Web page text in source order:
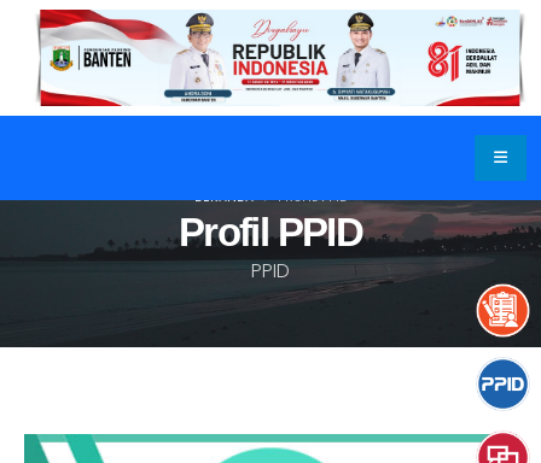
Profil PPID
PPID
BERANDA PROFIL PPID